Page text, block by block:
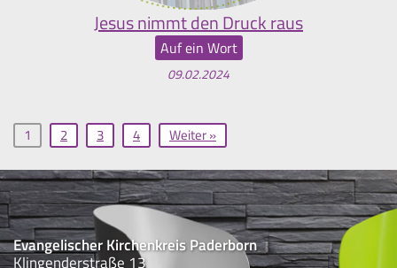
Jesus nimmt den Druck raus
Auf ein Wort
09.02.2024
1 2 3 4 Weiter »
Evangelischer Kirchenkreis Paderborn
Klingenderstraße 13